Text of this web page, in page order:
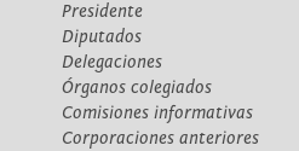
Presidente
Diputados
Delegaciones
Órganos colegiados
Comisiones informativas
Corporaciones anteriores